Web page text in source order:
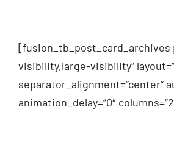
[fusion_tb_post_card_archives
visibility,large-visibility“
separator_alignment=“center“
animation_delay=“0″